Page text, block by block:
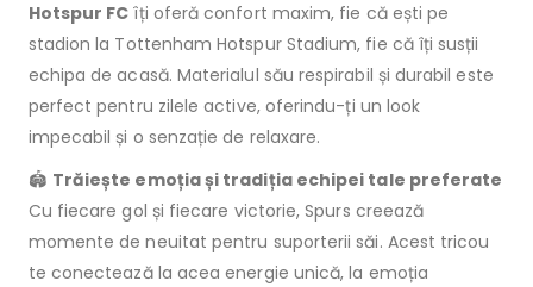
Hotspur FC îți oferă confort maxim, fie că ești pe
stadion la Tottenham Hotspur Stadium, fie că îți susții
echipa de acasă. Materialul său respirabil și durabil este
perfect pentru zilele active, oferindu-ți un look
impecabil și o senzație de relaxare.
🏟️ Trăiește emoția și tradiția echipei tale preferate
Cu fiecare gol și fiecare victorie, Spurs creează
momente de neuitat pentru suporterii săi. Acest tricou
te conectează la acea energie unică, la emoția